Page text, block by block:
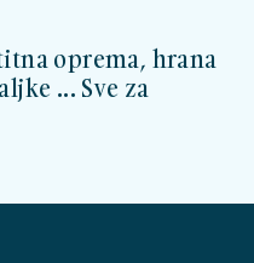
oprema, hrana
... Sve za